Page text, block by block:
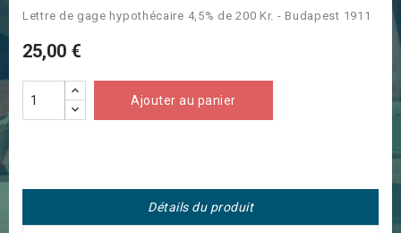
Lettre de gage hypothécaire 4,5% de 200 Kr. - Budapest 1911
25,00 €
Ajouter au panier
Détails du produit